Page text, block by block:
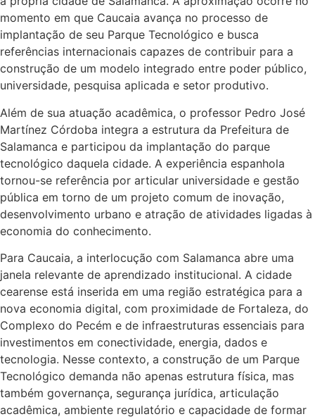
momento em que Caucaia avança no processo de
implantação de seu Parque Tecnológico e busca
referências internacionais capazes de contribuir para a
construção de um modelo integrado entre poder público,
universidade, pesquisa aplicada e setor produtivo.
Além de sua atuação acadêmica, o professor Pedro José
Martínez Córdoba integra a estrutura da Prefeitura de
Salamanca e participou da implantação do parque
tecnológico daquela cidade. A experiência espanhola
tornou-se referência por articular universidade e gestão
pública em torno de um projeto comum de inovação,
desenvolvimento urbano e atração de atividades ligadas à
economia do conhecimento.
Para Caucaia, a interlocução com Salamanca abre uma
janela relevante de aprendizado institucional. A cidade
cearense está inserida em uma região estratégica para a
nova economia digital, com proximidade de Fortaleza, do
Complexo do Pecém e de infraestruturas essenciais para
investimentos em conectividade, energia, dados e
tecnologia. Nesse contexto, a construção de um Parque
Tecnológico demanda não apenas estrutura física, mas
também governança, segurança jurídica, articulação
acadêmica, ambiente regulatório e capacidade de formar